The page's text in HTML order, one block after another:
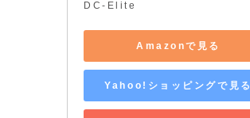
DC-Elite
Amazonで見る
Yahoo!ショッピングで見る